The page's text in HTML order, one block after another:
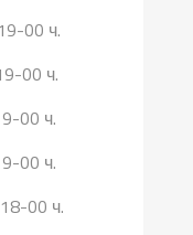
ч.
ч.
ч.
ч.
00 ч.